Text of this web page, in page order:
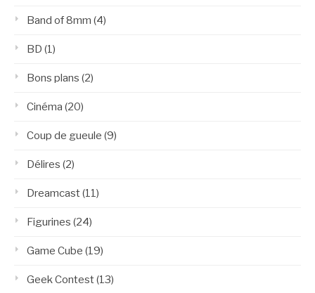
Band of 8mm (4)
BD (1)
Bons plans (2)
Cinéma (20)
Coup de gueule (9)
Délires (2)
Dreamcast(11)
Figurines (24)
Game Cube (19)
Geek Contest(13)